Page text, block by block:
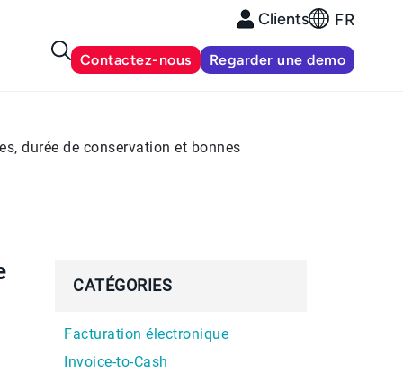
Clients FR
Contactez-nous Regarder une demo
durée de conservation et bonnes
CATÉGORIES
Facturation électronique
Invoice-to-Cash